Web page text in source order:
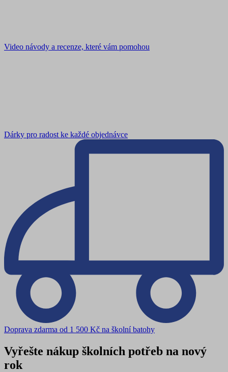
Video návody a recenze, které vám pomohou
Dárky pro radost ke každé objednávce
Doprava zdarma od 1 500 Kč na školní batohy
Vyřešte nákup školních potřeb na nový
rok